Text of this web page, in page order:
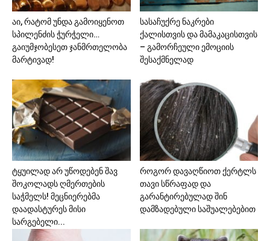
აი, რატომ უნდა გამოიყენოთ
სპილენძის ჭურჭელი…
გაიუმჯობესეთ ჯანმრთელობა
მარტივად!
სასაჩუქრე ნაკრები
ქალისთვის და მამაკაცისთვის
– გამორჩეული ემოციის
შესაქმნელად
ტყუილად არ უწოდებენ შავ
შოკოლადს ღმერთების
საჭმელს! მეცნიერებმა
დაადასტურეს მისი
სარგებელი...
როგორ დავაღწიოთ ქერტლს
თავი სწრაფად და
გარანტირებულად შინ
დამზადებული საშუალებებით